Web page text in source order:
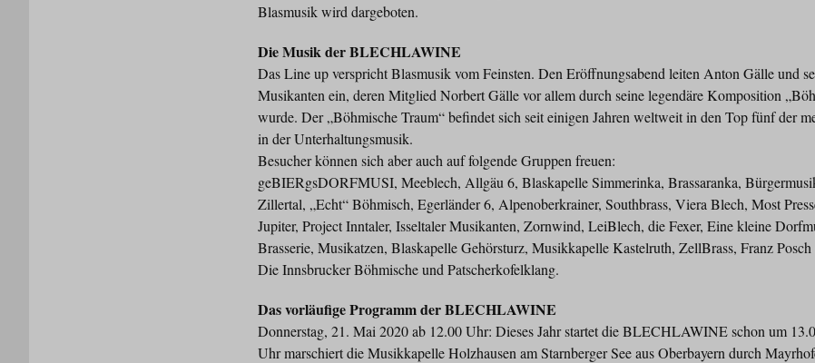
Blasmusik wird dargeboten.
Die Musik der BLECHLAWINE
Das Line up verspricht Blasmusik vom Feinsten. Den Eröffnungsabend leiten Anton Gälle und
Musikanten ein, deren Mitglied Norbert Gälle vor allem durch seine legendäre Komposition
wurde. Der „Böhmische Traum“ befindet sich seit einigen Jahren weltweit in den Top fünf der
in der Unterhaltungsmusik.
Besucher können sich aber auch auf folgende Gruppen freuen:
geBIERgsDORFMUSI, Meeblech, Allgäu 6, Blaskapelle Simmerinka, Brassaranka,
Zillertal, „Echt“ Böhmisch, Egerländer 6, Alpenoberkrainer, Southbrass, Viera Blech, Most
Jupiter, Project Inntaler, Isseltaler Musikanten, Zornwind, LeiBlech, die Fexer, Eine kleine
Brasserie, Musikatzen, Blaskapelle Gehörsturz, Musikkapelle Kastelruth, ZellBrass, Franz
Die Innsbrucker Böhmische und Patscherkofelklang.
Das vorläufige Programm der BLECHLAWINE
Donnerstag, 21. Mai 2020 ab 12.00 Uhr: Dieses Jahr startet die BLECHLAWINE schon um
Uhr marschiert die Musikkapelle Holzhausen am Starnberger See aus Oberbayern durch